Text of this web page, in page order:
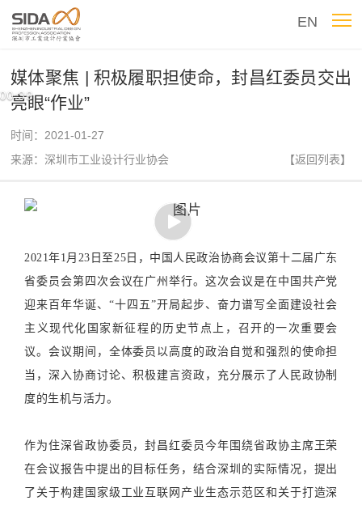
EN
媒体聚焦 | 积极履职担使命，封昌红委员交出
亮眼“作业”
时间：2021-01-27
来源：深圳市工业设计行业协会
【返回列表】
2021年1月23日至25日，中国人民政治协商会议第十二届广东
省委员会第四次会议在广州举行。这次会议是在中国共产党
迎来百年华诞、“十四五”开局起步、奋力谱写全面建设社会
主义现代化国家新征程的历史节点上，召开的一次重要会
议。会议期间，全体委员以高度的政治自觉和强烈的使命担
当，深入协商讨论、积极建言资政，充分展示了人民政协制
度的生机与活力。
作为住深省政协委员，封昌红委员今年围绕省政协主席王荣
在会议报告中提出的目标任务，结合深圳的实际情况，提出
了关于构建国家级工业互联网产业生态示范区和关于打造深